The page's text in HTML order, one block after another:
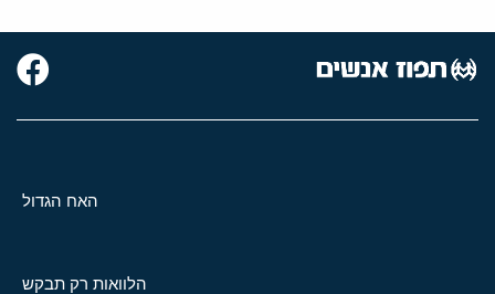
האח הגדול
הלוואות רק תבקש